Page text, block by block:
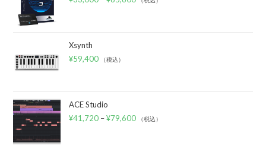
Xsynth
¥59,400 （税込）
ACE Studio
¥41,720 –¥79,600 （税込）